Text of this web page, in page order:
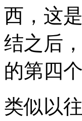
西，这
结之后
的第四
类似以